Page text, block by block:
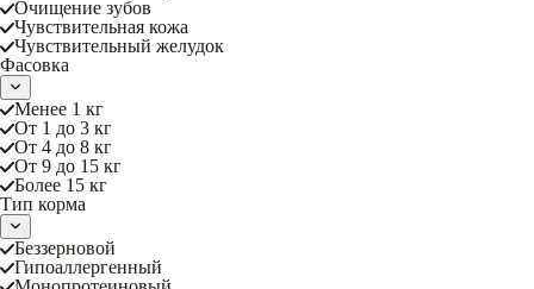
Очищение зубов
Чувствительная кожа
Чувствительный желудок
Фасовка
Менее 1 кг
От 1 до 3 кг
От 4 до 8 кг
От 9 до 15 кг
Более 15 кг
Тип корма
Беззерновой
Гипоаллергенный